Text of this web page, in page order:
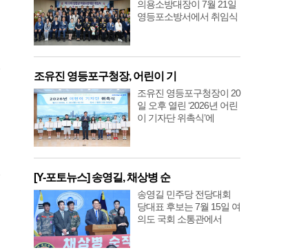
의용소방대장이 7월 21일
영등포소방서에서 취임식
조유진 영등포구청장, 어린이 기
조유진 영등포구청장이 20
일 오후 열린 ‘2026년 어린
이 기자단 위촉식’에
[Y-포토뉴스] 송영길, 채상병 순
송영길 민주당 전당대회
당대표 후보는 7월 15일 여
의도 국회 소통관에서